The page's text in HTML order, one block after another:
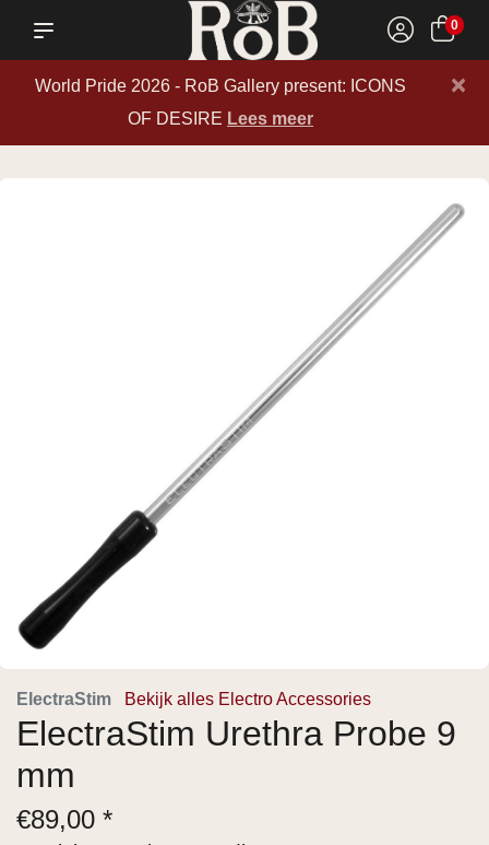
0
World Pride 2026 - RoB Gallery present: ICONS
OF DESIRE Lees meer
×
ElectraStim Bekijk alles Electro Accessories
ElectraStim Urethra Probe 9
mm
€89,00 *